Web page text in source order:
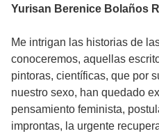
Yurisan Berenice Bolaños
Me intrigan las historias de
conoceremos, aquellas
pintoras, científicas, que por
nuestro sexo, han quedado
pensamiento feminista,
improntas, la urgente